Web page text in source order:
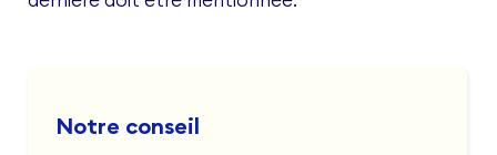
Notre conseil